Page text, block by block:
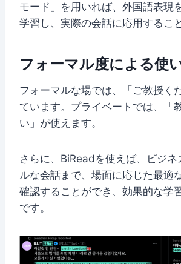
モード」を用いれば、外国語表現
学習し、実際の会話に応用するこ
フォーマル度による使
フォーマルな場では、「ご教授く
ています。プライベートでは、「
い」が使えます。
さらに、BiReadを使えば、ビジネ
ルな会話まで、場面に応じた最適
確認することができ、効果的な学
です。